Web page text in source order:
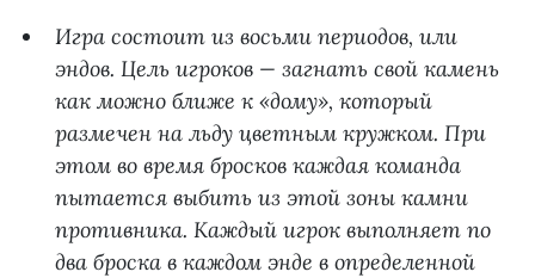
Игра состоит из восьми периодов, или
эндов. Цель игроков — загнать свой камень
как можно ближе к «дому», который
размечен на льду цветным кружком. При
этом во время бросков каждая команда
пытается выбить из этой зоны камни
противника. Каждый игрок выполняет по
два броска в каждом энде в определенной